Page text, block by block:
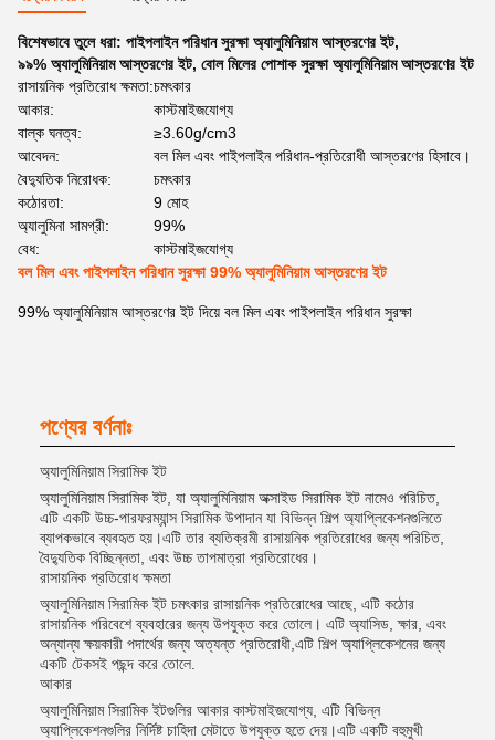
বিশেষভাবে তুলে ধরা: পাইপলাইন পরিধান সুরক্ষা অ্যালুমিনিয়াম আস্তরণের ইট,
৯৯% অ্যালুমিনিয়াম আস্তরণের ইট, বোল মিলের পোশাক সুরক্ষা অ্যালুমিনিয়াম আস্তরণের ইট
রাসায়নিক প্রতিরোধ ক্ষমতা:চমৎকার
আকার:
কাস্টমাইজযোগ্য
বাল্ক ঘনত্ব:
≥3.60g/cm3
আবেদন:
বল মিল এবং পাইপলাইন পরিধান-প্রতিরোধী আস্তরণের হিসাবে।
বৈদ্যুতিক নিরোধক:
চমৎকার
কঠোরতা:
9 মোহ
অ্যালুমিনা সামগ্রী:
99%
বেধ:
কাস্টমাইজযোগ্য
বল মিল এবং পাইপলাইন পরিধান সুরক্ষা 99% অ্যালুমিনিয়াম আস্তরণের ইট
99% অ্যালুমিনিয়াম আস্তরণের ইট দিয়ে বল মিল এবং পাইপলাইন পরিধান সুরক্ষা
পণ্যের বর্ণনাঃ
অ্যালুমিনিয়াম সিরামিক ইট
অ্যালুমিনিয়াম সিরামিক ইট, যা অ্যালুমিনিয়াম অক্সাইড সিরামিক ইট নামেও পরিচিত,
এটি একটি উচ্চ-পারফরম্যান্স সিরামিক উপাদান যা বিভিন্ন শিল্প অ্যাপ্লিকেশনগুলিতে
ব্যাপকভাবে ব্যবহৃত হয়।এটি তার ব্যতিক্রমী রাসায়নিক প্রতিরোধের জন্য পরিচিত,
বৈদ্যুতিক বিচ্ছিন্নতা, এবং উচ্চ তাপমাত্রা প্রতিরোধের।
রাসায়নিক প্রতিরোধ ক্ষমতা
অ্যালুমিনিয়াম সিরামিক ইট চমৎকার রাসায়নিক প্রতিরোধের আছে, এটি কঠোর
রাসায়নিক পরিবেশে ব্যবহারের জন্য উপযুক্ত করে তোলে। এটি অ্যাসিড, ক্ষার, এবং
অন্যান্য ক্ষয়কারী পদার্থের জন্য অত্যন্ত প্রতিরোধী,এটি শিল্প অ্যাপ্লিকেশনের জন্য
একটি টেকসই পছন্দ করে তোলে.
আকার
অ্যালুমিনিয়াম সিরামিক ইটগুলির আকার কাস্টমাইজযোগ্য, এটি বিভিন্ন
অ্যাপ্লিকেশনগুলির নির্দিষ্ট চাহিদা মেটাতে উপযুক্ত হতে দেয়।এটি একটি বহুমুখী